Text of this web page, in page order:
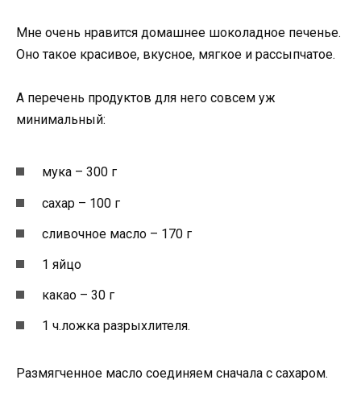
Мне очень нравится домашнее шоколадное печенье.
Оно такое красивое, вкусное, мягкое и рассыпчатое.
А перечень продуктов для него совсем уж
минимальный:
мука – 300 г
сахар – 100 г
сливочное масло – 170 г
1 яйцо
какао – 30 г
1 ч.ложка разрыхлителя.
Размягченное масло соединяем сначала с сахаром.